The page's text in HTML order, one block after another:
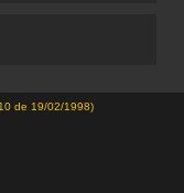
de 19/02/1998)